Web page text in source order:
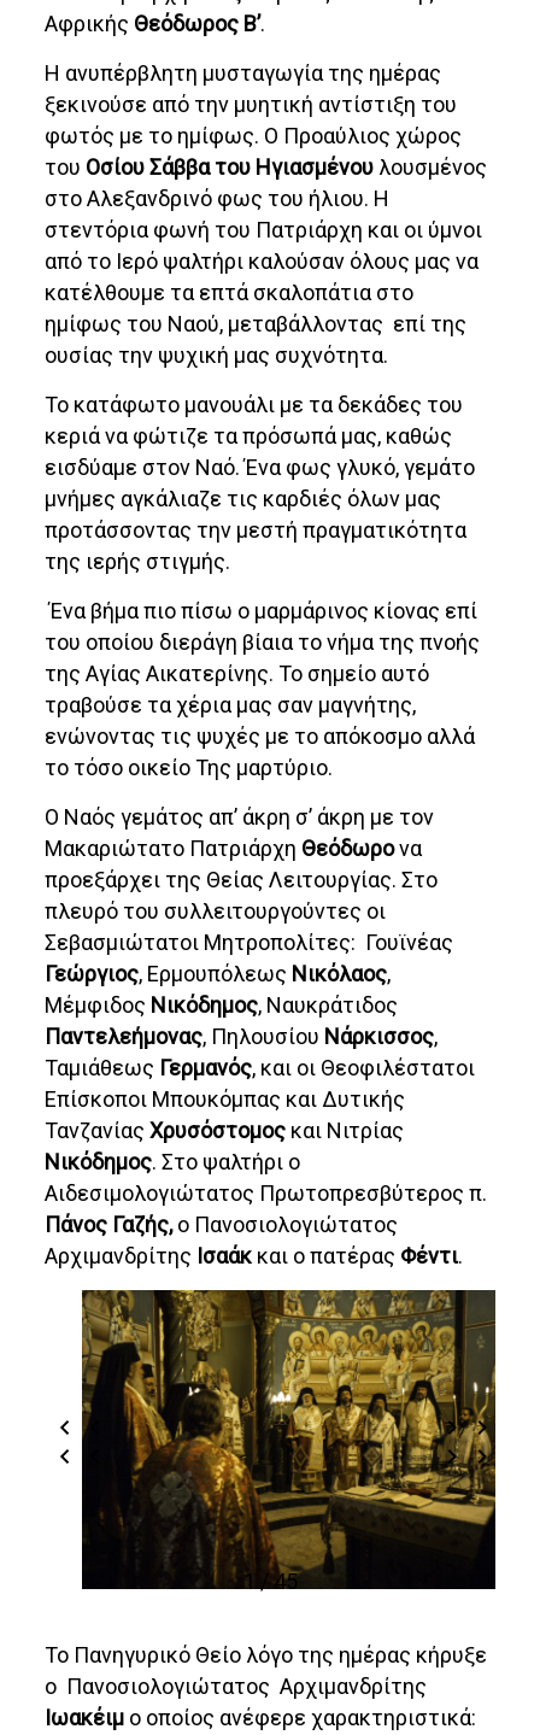
Αφρικής Θεόδωρος Β’.
Η ανυπέρβλητη μυσταγωγία της ημέρας
ξεκινούσε από την μυητική αντίστιξη του
φωτός με το ημίφως. Ο Προαύλιος χώρος
του Οσίου Σάββα του Ηγιασμένου λουσμένος
στο Αλεξανδρινό φως του ήλιου. Η
στεντόρια φωνή του Πατριάρχη και οι ύμνοι
από το Ιερό ψαλτήρι καλούσαν όλους μας να
κατέλθουμε τα επτά σκαλοπάτια στο
ημίφως του Ναού, μεταβάλλοντας επί της
ουσίας την ψυχική μας συχνότητα.
Το κατάφωτο μανουάλι με τα δεκάδες του
κεριά να φώτιζε τα πρόσωπά μας, καθώς
εισδύαμε στον Ναό. Ένα φως γλυκό, γεμάτο
μνήμες αγκάλιαζε τις καρδιές όλων μας
προτάσσοντας την μεστή πραγματικότητα
της ιερής στιγμής.
Ένα βήμα πιο πίσω ο μαρμάρινος κίονας επί
του οποίου διεράγη βίαια το νήμα της πνοής
της Αγίας Αικατερίνης. Το σημείο αυτό
τραβούσε τα χέρια μας σαν μαγνήτης,
ενώνοντας τις ψυχές με το απόκοσμο αλλά
το τόσο οικείο Της μαρτύριο.
Ο Ναός γεμάτος απ’ άκρη σ’ άκρη με τον
Μακαριώτατο Πατριάρχη Θεόδωρονα
προεξάρχει της Θείας Λειτουργίας. Στο
πλευρό του συλλειτουργούντες οι
Σεβασμιώτατοι Μητροπολίτες: Γουϊνέας
Γεώργιος, Ερμουπόλεως Νικόλαος,
Μέμφιδος Νικόδημος, Ναυκράτιδος
Παντελεήμονας, Πηλουσίου Νάρκισσος,
Ταμιάθεως Γερμανός, και οι Θεοφιλέστατοι
Επίσκοποι Μπουκόμπας και Δυτικής
ΤανζανίαςΧρυσόστομος και Νιτρίας
Νικόδημος. Στο ψαλτήρι ο
Αιδεσιμολογιώτατος Πρωτοπρεσβύτερος π.
Πάνος Γαζής,ο Πανοσιολογιώτατος
Αρχιμανδρίτης Ισαάκ και ο πατέρας Φέντι.
1 / 45
Το Πανηγυρικό Θείο λόγο της ημέρας κήρυξε
ο Πανοσιολογιώτατος Αρχιμανδρίτης
Ιωακέιμ ο οποίος ανέφερε χαρακτηριστικά: